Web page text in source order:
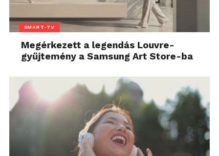
SMART-TV
Megérkezett a legendás Louvre-
gyűjtemény a Samsung Art Store-ba